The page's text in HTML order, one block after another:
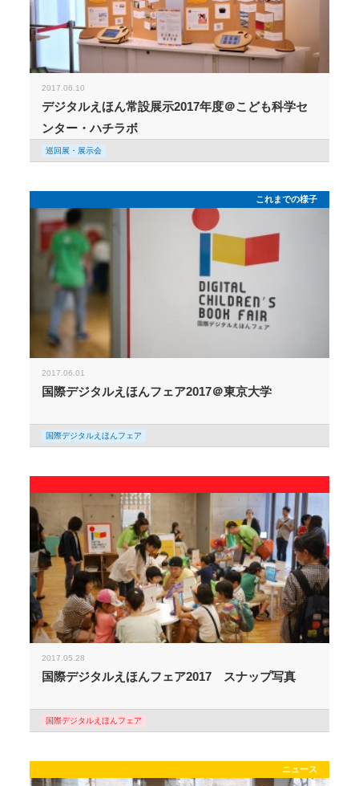
2017.06.10
デジタルえほん常設展示2017年度＠こども科学セ
ンター・ハチラボ
巡回展・展示会
これまでの様子
2017.06.01
国際デジタルえほんフェア2017＠東京大学
国際デジタルえほんフェア
2017.05.28
国際デジタルえほんフェア2017 スナップ写真
国際デジタルえほんフェア
ニュース